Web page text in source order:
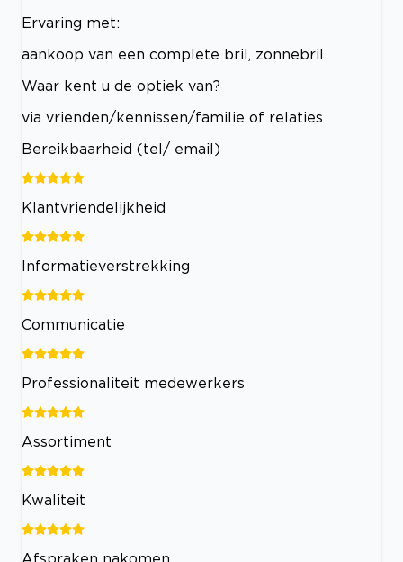
Ervaring met:
aankoop van een complete bril, zonnebril
Waar kent u de optiek van?
via vrienden/kennissen/familie of relaties
Bereikbaarheid (tel/ email)
Klantvriendelijkheid
Informatieverstrekking
Communicatie
Professionaliteit medewerkers
Assortiment
Kwaliteit
Afspraken nakomen